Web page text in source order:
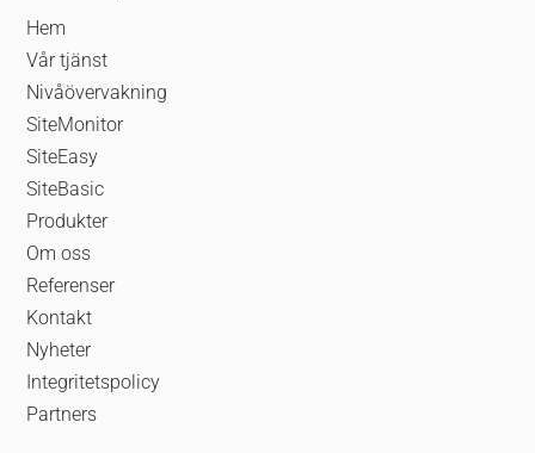
Hem
Vår tjänst
Nivåövervakning
SiteMonitor
SiteEasy
SiteBasic
Produkter
Om oss
Referenser
Kontakt
Nyheter
Integritetspolicy
Partners